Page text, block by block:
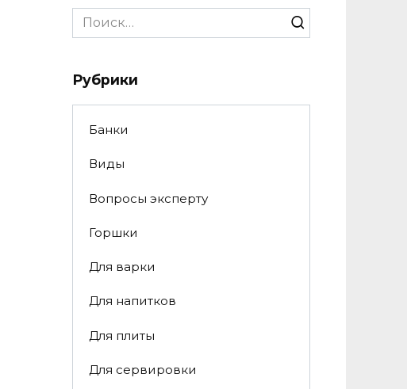
Search
for:
Рубрики
Банки
Виды
Вопросы эксперту
Горшки
Для варки
Для напитков
Для плиты
Для сервировки